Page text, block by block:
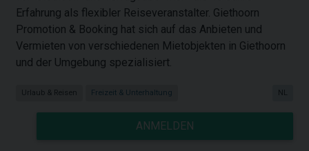
Erfahrung als flexibler Reiseveranstalter. Giethoorn
Promotion & Booking hat sich auf das Anbieten und
Vermieten von verschiedenen Mietobjekten in Giethoorn
und der Umgebung spezialisiert.
Urlaub & Reisen Freizeit & Unterhaltung NL
ANMELDEN